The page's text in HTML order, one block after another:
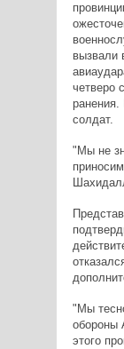
вызвали
четверо
ранения.
солдат.
"Мы не
"Мы
обороны
этого